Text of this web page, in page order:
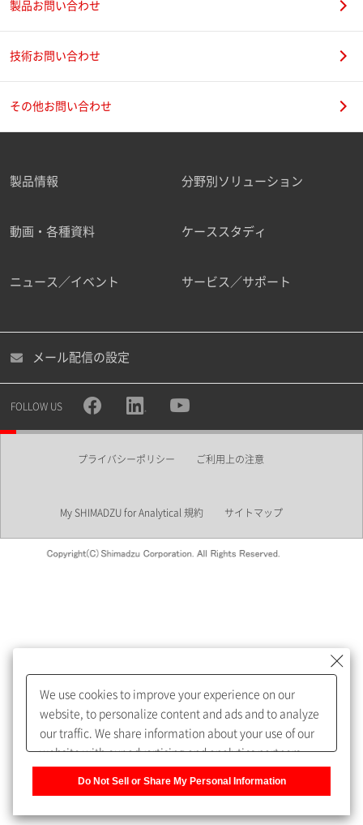
ご勤務先
職種
所属部署
めします。
My SHIMADZU for Analyticalへ登録いただくと、技術情報や
取扱説明書・Webinarなどの閲覧ができます。
うになります。
製品お問い合わせ
技術お問い合わせ
その他お問い合わせ
製品情報 分野別ソリューション
動画・各種資料 ケーススタディ
ニュース／イベント サービス／サポート
メール配信の設定
FOLLOW US
プライバシーポリシー ご利用上の注意
My SHIMADZU for Analytical 規約 サイトマップ
We use cookies to improve your experience on our
website, to personalize content and ads and to analyze
our traffic. We share information about your use of our
website with our advertising and analytics partners,
Do Not Sell or Share My Personal Information